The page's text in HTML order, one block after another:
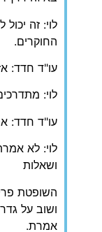
לוי: זה
החוקרים.
עו"ד חדד:
לוי:
עו"ד חדד:
לוי: לא
ושאלות
השופטת
ושוב על
אמרת.